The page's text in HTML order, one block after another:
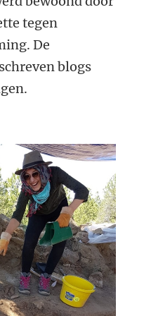
tegen
De
blogs